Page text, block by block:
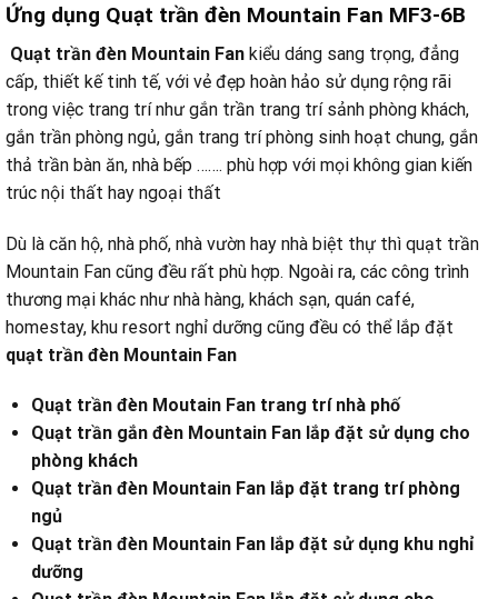
Ứng dụng Quạt trần đèn Mountain Fan MF3-6B
Quạt trần đèn Mountain Fan kiểu dáng sang trọng, đẳng
cấp, thiết kế tinh tế, với vẻ đẹp hoàn hảo sử dụng rộng rãi
trong việc trang trí như gắn trần trang trí sảnh phòng khách,
gắn trần phòng ngủ, gắn trang trí phòng sinh hoạt chung, gắn
thả trần bàn ăn, nhà bếp ……. phù hợp với mọi không gian kiến
trúc nội thất hay ngoại thất
Dù là căn hộ, nhà phố, nhà vườn hay nhà biệt thự thì quạt trần
Mountain Fan cũng đều rất phù hợp. Ngoài ra, các công trình
thương mại khác như nhà hàng, khách sạn, quán café,
homestay, khu resort nghỉ dưỡng cũng đều có thể lắp đặt
quạt trần đèn Mountain Fan
Quạt trần đèn Moutain Fan trang trí nhà phố
Quạt trần gắn đèn Mountain Fan lắp đặt sử dụng cho
phòng khách
Quạt trần đèn Mountain Fan lắp đặt trang trí phòng
ngủ
Quạt trần đèn Mountain Fan lắp đặt sử dụng khu nghỉ
dưỡng